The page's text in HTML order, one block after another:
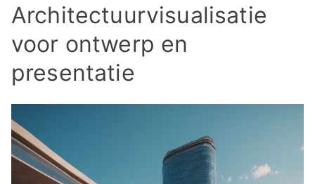
Architectuurvisualisatie
voor ontwerp en
presentatie